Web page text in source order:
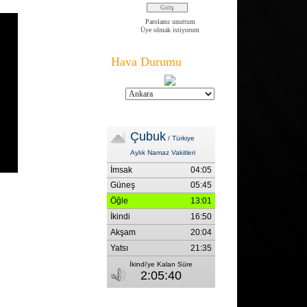
Parolamı unuttum
Üye olmak istiyorum
Hava Durumu